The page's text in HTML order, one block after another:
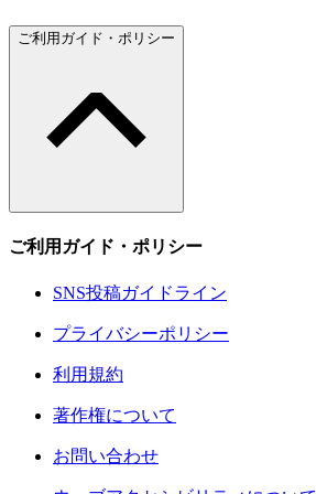
ご利用ガイド・ポリシー
ご利用ガイド・ポリシー
SNS投稿ガイドライン
プライバシーポリシー
利用規約
著作権について
お問い合わせ